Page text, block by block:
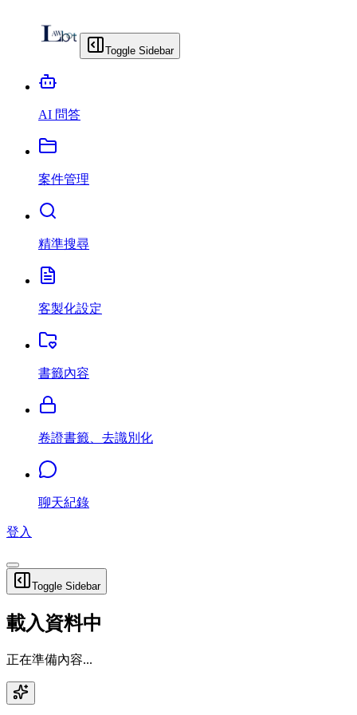
Toggle Sidebar
AI 問答
案件管理
精準搜尋
客製化設定
書籤內容
卷證書籤、去識別化
聊天紀錄
登入
Toggle Sidebar
載入資料中
正在準備內容...